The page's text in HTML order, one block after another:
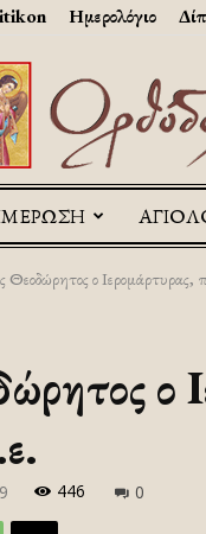
Ημερολόγιο
Θεοδώρητος ο Ιερομάρτυρας,
ο
446 0